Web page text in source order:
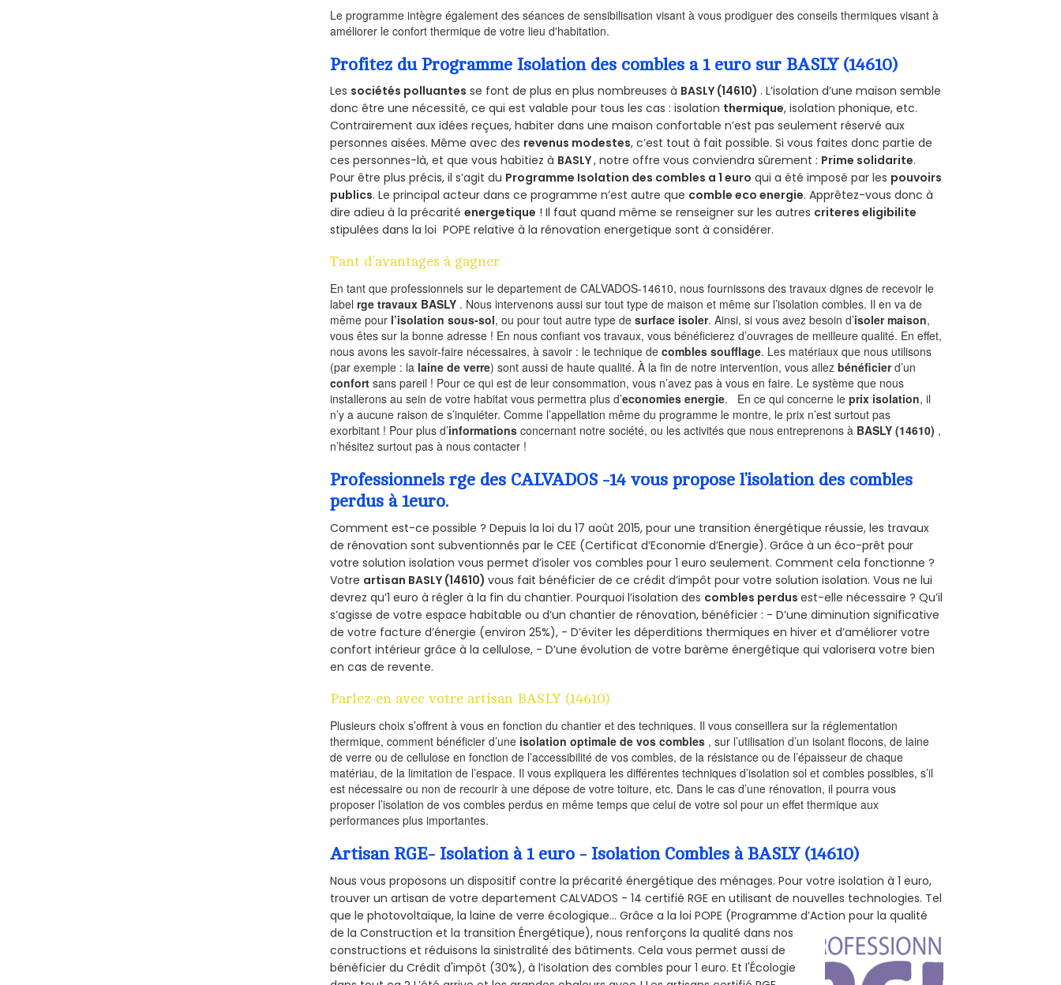
Le programme intègre également des séances de sensibilisation visant à vous prodiguer des conseils thermiques visant à
améliorer le confort thermique de votre lieu d'habitation.
Profitez du Programme Isolation des combles a 1 euro sur BASLY (14610)
Les sociétés polluantes se font de plus en plus nombreuses à BASLY (14610) . L’isolation d’une maison semble
donc être une nécessité, ce qui est valable pour tous les cas : isolation thermique, isolation phonique, etc.
Contrairement aux idées reçues, habiter dans une maison confortable n’est pas seulement réservé aux
personnes aisées. Même avec des revenus modestes, c’est tout à fait possible. Si vous faites donc partie de
ces personnes-là, et que vous habitiez à BASLY, notre offre vous conviendra sûrement : Prime solidarite.
Pour être plus précis, il s’agit du Programme Isolation des combles a 1 euro qui a été imposé par les pouvoirs
publics. Le principal acteur dans ce programme n’est autre que comble eco energie. Apprêtez-vous donc à
dire adieu à la précaritéenergetique ! Il faut quand même se renseigner sur les autres criteres eligibilite
stipulées dans la loi POPE relative à la rénovation energetique sont à considérer.
Tant d’avantages à gagner
En tant que professionnels sur le departement de CALVADOS-14610, nous fournissons des travaux dignes de recevoir le
labelrge travaux BASLY . Nous intervenons aussi sur tout type de maison et même sur l’isolation combles. Il en va de
même pour l’isolation sous-sol, ou pour tout autre type desurface isoler. Ainsi, si vous avez besoin d’isoler maison,
vous êtes sur la bonne adresse ! En nous confiant vos travaux, vous bénéficierez d’ouvrages de meilleure qualité. En effet,
nous avons les savoir-faire nécessaires, à savoir : le technique decombles soufflage. Les matériaux que nous utilisons
(par exemple : la laine de verre) sont aussi de haute qualité. À la fin de notre intervention, vous allezbénéficierd’un
confort sans pareil ! Pour ce qui est de leur consommation, vous n’avez pas à vous en faire. Le système que nous
installerons au sein de votre habitat vous permettra plus d’economies energie. En ce qui concerne leprix isolation, il
n’y a aucune raison de s’inquiéter. Comme l’appellation même du programme le montre, le prix n’est surtout pas
exorbitant ! Pour plus d’informations concernant notre société, ou les activités que nous entreprenons à BASLY (14610) ,
n’hésitez surtout pas à nous contacter !
Professionnels rge des CALVADOS -14 vous propose l’isolation des combles
perdus à 1euro.
Comment est-ce possible ? Depuis la loi du 17 août 2015, pour une transition énergétique réussie, les travaux
de rénovation sont subventionnés par le CEE (Certificat d’Economie d’Energie). Grâce à un éco-prêt pour
votre solution isolation vous permet d’isoler vos combles pour 1 euro seulement. Comment cela fonctionne ?
Votre artisan BASLY (14610)vous fait bénéficier de ce crédit d’impôt pour votre solution isolation. Vous ne lui
devrez qu’1 euro à régler à la fin du chantier. Pourquoi l’isolation des combles perdusest-elle nécessaire ? Qu’il
s’agisse de votre espace habitable ou d’un chantier de rénovation, bénéficier : - D’une diminution significative
de votre facture d’énergie (environ 25%), - D’éviter les déperditions thermiques en hiver et d’améliorer votre
confort intérieur grâce à la cellulose, - D’une évolution de votre barème énergétique qui valorisera votre bien
en cas de revente.
Parlez-en avec votre artisan BASLY (14610)
Plusieurs choix s’offrent à vous en fonction du chantier et des techniques. Il vous conseillera sur la réglementation
thermique, comment bénéficier d’une isolation optimale de vos combles , sur l’utilisation d’un isolant flocons, de laine
de verre ou de cellulose en fonction de l’accessibilité de vos combles, de la résistance ou de l’épaisseur de chaque
matériau, de la limitation de l’espace. Il vous expliquera les différentes techniques d’isolation sol et combles possibles, s’il
est nécessaire ou non de recourir à une dépose de votre toiture, etc. Dans le cas d’une rénovation, il pourra vous
proposer l’isolation de vos combles perdus en même temps que celui de votre sol pour un effet thermique aux
performances plus importantes.
Artisan RGE- Isolation à 1 euro - Isolation Combles à BASLY (14610)
Nous vous proposons un dispositif contre la précarité énergétique des ménages. Pour votre isolation à 1 euro,
trouver un artisan de votre departement CALVADOS - 14 certifié RGE en utilisant de nouvelles technologies. Tel
que le photovoltaïque, la laine de verre écologique... Grâce a la loi POPE (Programme d’Action pour la qualité
de la Construction et la transition Énergétique), nous renforçons la qualité dans nos
constructions et réduisons la sinistralité des bâtiments. Cela vous permet aussi de
bénéficier du Crédit d'impôt (30%), à l’isolation des combles pour 1 euro. Et l'Écologie